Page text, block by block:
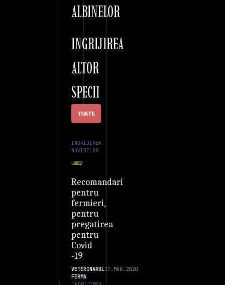
ALBINELOR
INGRIJIREA
ALTOR
SPECII
TOATE
INGRIJIREA
BOVINELOR
Recomandari
pentru
fermieri,
pentru
pregatirea
pentru
Covid
-19
VETERINARUL
FERMA
17.MAR.2020